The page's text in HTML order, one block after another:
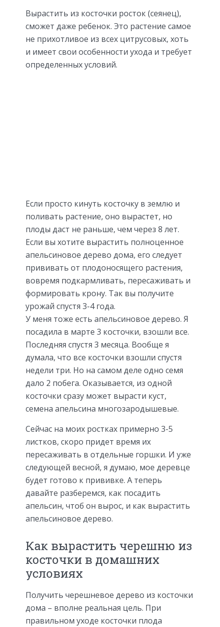
Вырастить из косточки росток (сеянец),
сможет даже ребенок. Это растение самое
не прихотливое из всех цитрусовых, хоть
и имеет свои особенности ухода и требует
определенных условий.
Если просто кинуть косточку в землю и
поливать растение, оно вырастет, но
плоды даст не раньше, чем через 8 лет.
Если вы хотите вырастить полноценное
апельсиновое дерево дома, его следует
прививать от плодоносящего растения,
вовремя подкармливать, пересаживать и
формировать крону. Так вы получите
урожай спустя 3-4 года.
У меня тоже есть апельсиновое дерево. Я
посадила в марте 3 косточки, взошли все.
Последняя спустя 3 месяца. Вообще я
думала, что все косточки взошли спустя
недели три. Но на самом деле одно семя
дало 2 побега. Оказывается, из одной
косточки сразу может вырасти куст,
семена апельсина многозародышевые.
Сейчас на моих ростках примерно 3-5
листков, скоро придет время их
пересаживать в отдельные горшки. И уже
следующей весной, я думаю, мое деревце
будет готово к прививке. А теперь
давайте разберемся, как посадить
апельсин, чтоб он вырос, и как вырастить
апельсиновое дерево.
Как вырастить черешню из
косточки в домашних
условиях
Получить черешневое дерево из косточки
дома – вполне реальная цель. При
правильном уходе косточки плода